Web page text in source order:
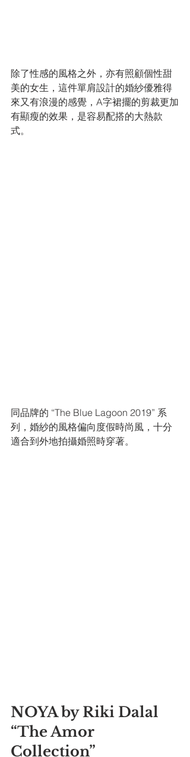
除了性感的風格之外，亦有照顧個性甜
美的女生，這件單肩設計的婚紗優雅得
來又有浪漫的感覺，A字裙擺的剪裁更加
有顯瘦的效果，是容易配搭的大熱款
式。
同品牌的 “The Blue Lagoon 2019” 系
列，婚紗的風格偏向度假時尚風，十分
適合到外地拍攝婚照時穿著。
NOYA by Riki Dalal
“The Amor
Collection”